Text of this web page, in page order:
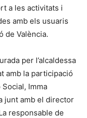
a les activitats i
amb els usuaris
de València.
per l’alcaldessa
amb la participació
Imma
junt amb el director
responsable de